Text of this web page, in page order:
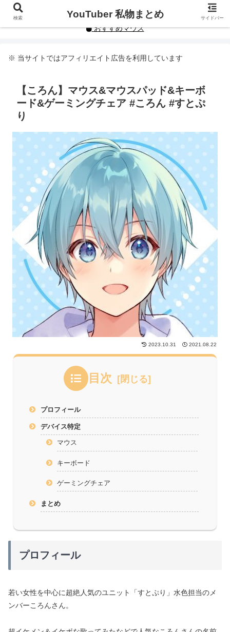
YouTuberや人気インフルエンサーの私物まとめです。
おすすめマウス
※ 当サイトではアフィリエイト広告を利用しています
【ころん】マウス&マウスパッド&キーボ
ード&ゲーミングチェア #ころん #すとぷ
り
2023.10.31 2021.08.22
目次
プロフィール
デバイス特定
マウス
キーボード
ゲーミングチェア
まとめ
プロフィール
若い女性を中心に超絶人気のユニット「すとぷり」水色担当のメ
ンバーころんさん。
検索 YouTuber 私物まとめ サイドバー